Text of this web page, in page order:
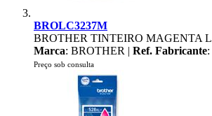
BROLC3237M
BROTHER TINTEIRO MAGENTA
Marca: BROTHER | Ref. Fabricante
Preço sob consulta